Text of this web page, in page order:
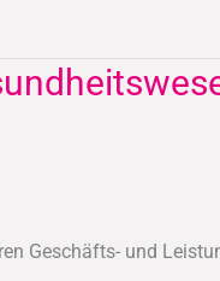
Geschäfts- und